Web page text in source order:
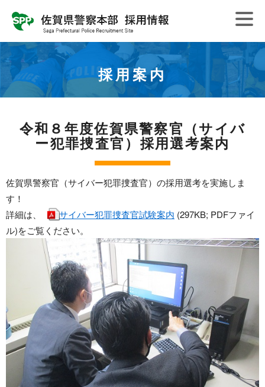
採用案内
令和８年度佐賀県警察官（サイバ
ー犯罪捜査官）採用選考案内
佐賀県警察官（サイバー犯罪捜査官）の採用選考を実施しま
す！
詳細は、
サイバー犯罪捜査官試験案内 (297KB; PDFファイ
ル)をご覧ください。